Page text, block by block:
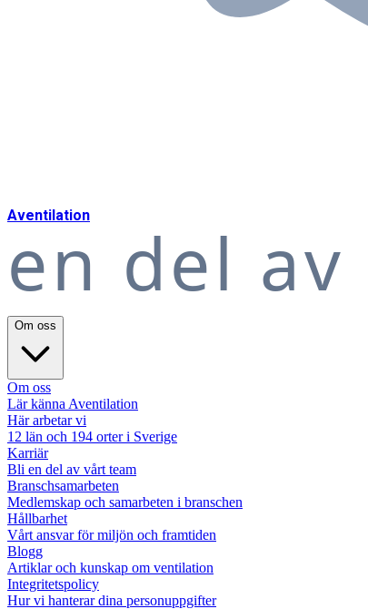
Aventilation
en del av
Om oss
Om oss
Lär känna Aventilation
Här arbetar vi
12 län och 194 orter i Sverige
Karriär
Bli en del av vårt team
Branschsamarbeten
Medlemskap och samarbeten i branschen
Hållbarhet
Vårt ansvar för miljön och framtiden
Blogg
Artiklar och kunskap om ventilation
Integritetspolicy
Hur vi hanterar dina personuppgifter